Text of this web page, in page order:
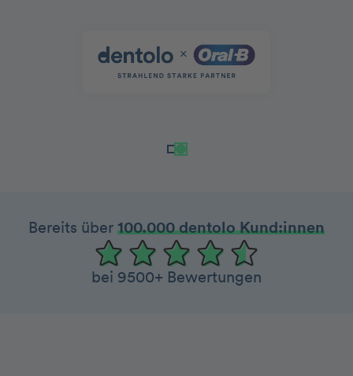
Bereits über 100.000 dentolo Kund:innen
bei 9500+ Bewertungen